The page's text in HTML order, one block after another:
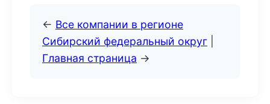
← Все компании в регионе
Сибирский федеральный округ
Главная страница →